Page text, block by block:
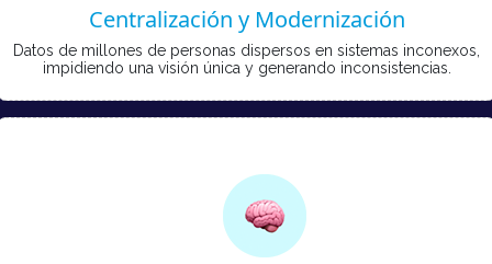
Centralización y Modernización
Datos de millones de personas dispersos en sistemas inconexos,
impidiendo una visión única y generando inconsistencias.